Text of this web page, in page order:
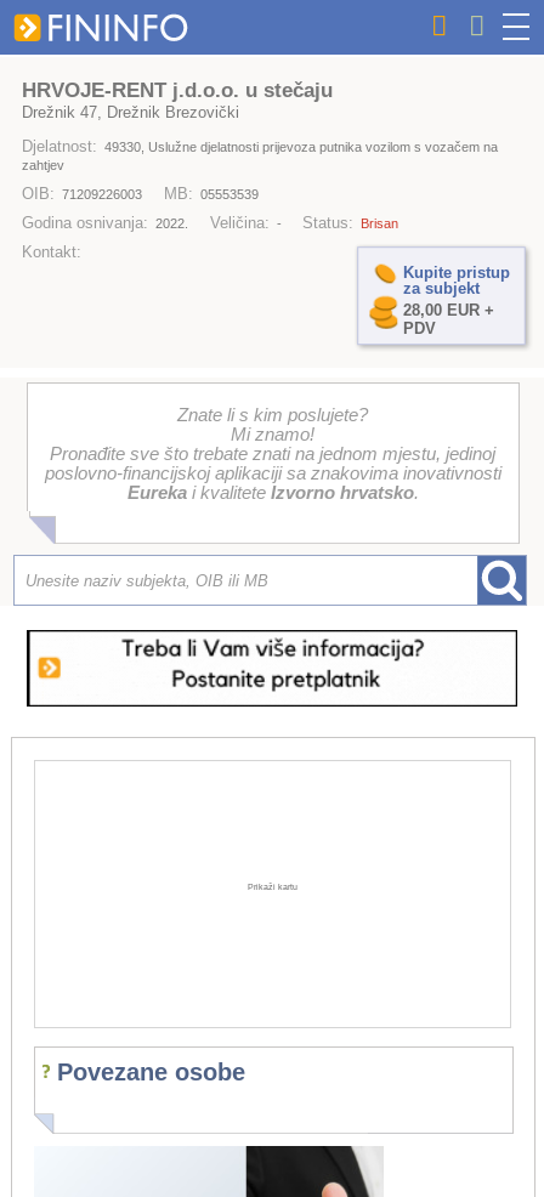
HRVOJE-RENT j.d.o.o. u stečaju
Drežnik 47, Drežnik Brezovički
Djelatnost: 49330, Uslužne djelatnosti prijevoza putnika vozilom s vozačem na
zahtjev
OIB: 71209226003 MB: 05553539
Godina osnivanja: 2022. Veličina: - Status: Brisan
Kontakt:
Kupite pristup
za subjekt
28,00 EUR +
PDV
Znate li s kim poslujete?
Mi znamo!
Pronađite sve što trebate znati na jednom mjestu, jedinoj
poslovno-financijskoj aplikaciji sa znakovima inovativnosti
Eurekai kvalitete Izvorno hrvatsko.
Prikaži kartu
Povezane osobe